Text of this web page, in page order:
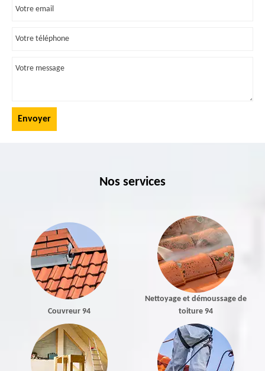
Nos services
Couvreur 94
Nettoyage et démoussage de
toiture 94